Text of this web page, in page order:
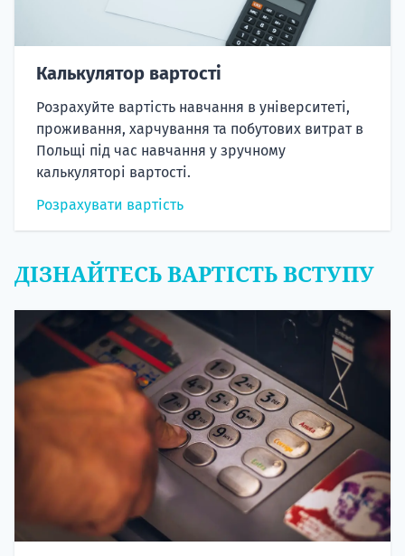
Калькулятор вартості
Розрахуйте вартість навчання в університеті,
проживання, харчування та побутових витрат в
Польщі під час навчання у зручному
калькуляторі вартості.
Розрахувати вартість
ДІЗНАЙТЕСЬ ВАРТІСТЬ ВСТУПУ